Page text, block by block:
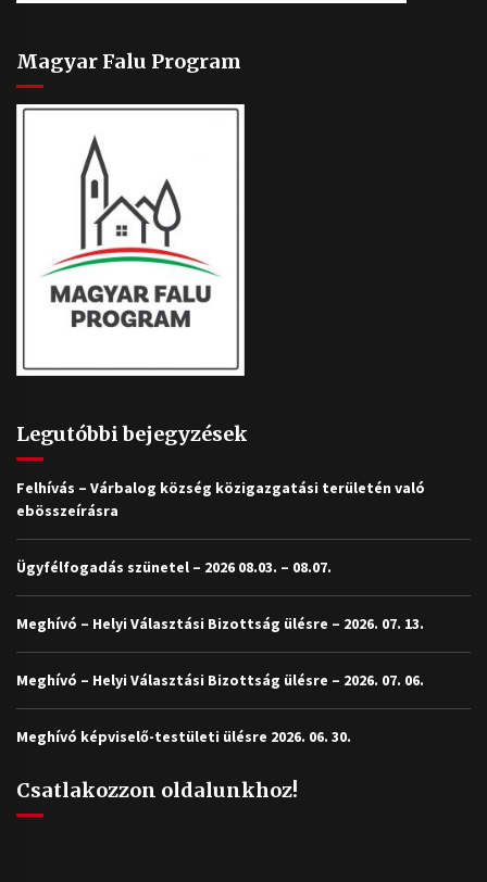
Magyar Falu Program
Legutóbbi bejegyzések
Felhívás – Várbalog község közigazgatási területén való
ebösszeírásra
Ügyfélfogadás szünetel – 2026 08.03. – 08.07.
Meghívó – Helyi Választási Bizottság ülésre – 2026. 07. 13.
Meghívó – Helyi Választási Bizottság ülésre – 2026. 07. 06.
Meghívó képviselő-testületi ülésre 2026. 06. 30.
Csatlakozzon oldalunkhoz!